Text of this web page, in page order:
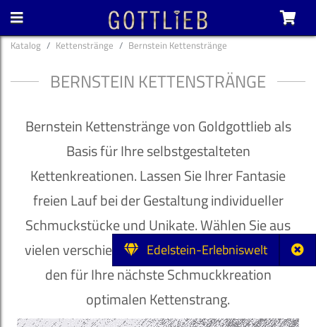
Edelstein-Erlebniswelt
Katalog Kettenstränge Bernstein Kettenstränge
BERNSTEIN KETTENSTRÄNGE
Bernstein Kettenstränge von Goldgottlieb als
Basis für Ihre selbstgestalteten
Kettenkreationen. Lassen Sie Ihrer Fantasie
freien Lauf bei der Gestaltung individueller
Schmuckstücke und Unikate. Wählen Sie aus
vielen verschiedenen Steinsorten und Farben
den für Ihre nächste Schmuckkreation
optimalen Kettenstrang.